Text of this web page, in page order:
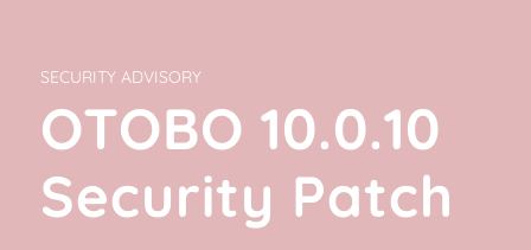
SECURITY ADVISORY
OTOBO 10.0.10
Security Patch